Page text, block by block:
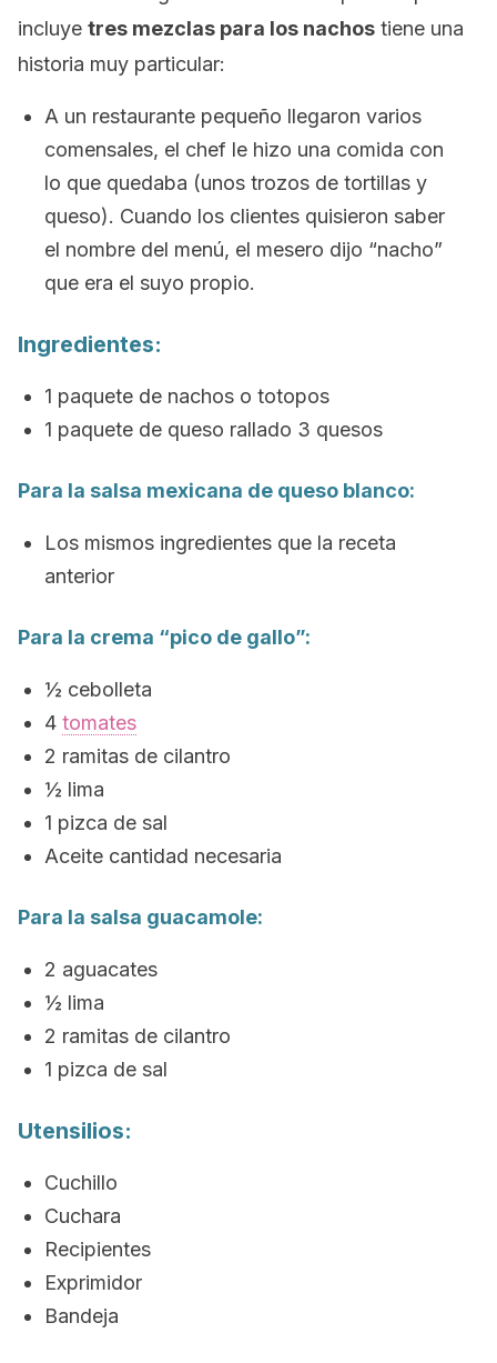
incluye tres mezclas para los nachos tiene una
historia muy particular:
A un restaurante pequeño llegaron varios
comensales, el chef le hizo una comida con
lo que quedaba (unos trozos de tortillas y
queso). Cuando los clientes quisieron saber
el nombre del menú, el mesero dijo “nacho”
que era el suyo propio.
Ingredientes:
1 paquete de nachos o totopos
1 paquete de queso rallado 3 quesos
Para la salsa mexicana de queso blanco:
Los mismos ingredientes que la receta
anterior
Para la crema “pico de gallo”:
½ cebolleta
4 tomates
2 ramitas de cilantro
½ lima
1 pizca de sal
Aceite cantidad necesaria
Para la salsa guacamole:
2 aguacates
½ lima
2 ramitas de cilantro
1 pizca de sal
Utensilios:
Cuchillo
Cuchara
Recipientes
Exprimidor
Bandeja